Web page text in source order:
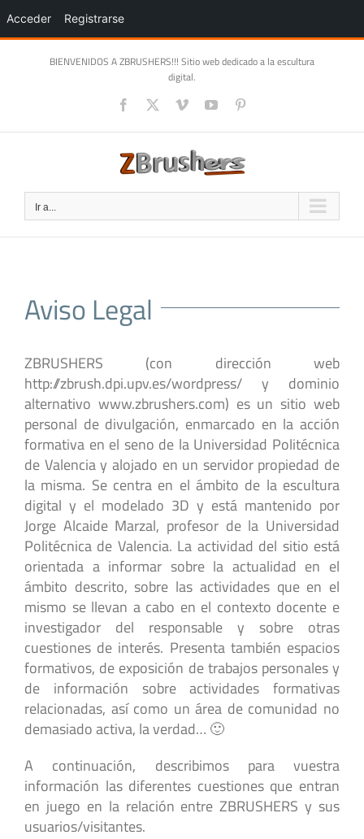
Acceder Registrarse
Saltar
BIENVENIDOS A ZBRUSHERS!!! Sitio web dedicado a la escultura
digital.
Facebook VimeoYouTube
Ir a...
Aviso Legal
ZBRUSHERS (con dirección web
http://zbrush.dpi.upv.es/wordpress/ y dominio
alternativo www.zbrushers.com) es un sitio web
personal de divulgación, enmarcado en la acción
formativa en el seno de la Universidad Politécnica
de Valencia y alojado en un servidor propiedad de
la misma. Se centra en el ámbito de la escultura
digital y el modelado 3D y está mantenido por
Jorge Alcaide Marzal, profesor de la Universidad
Politécnica de Valencia. La actividad del sitio está
orientada a informar sobre la actualidad en el
ámbito descrito, sobre las actividades que en el
mismo se llevan a cabo en el contexto docente e
investigador del responsable y sobre otras
cuestiones de interés. Presenta también espacios
formativos, de exposición de trabajos personales y
de información sobre actividades formativas
relacionadas, así como un área de comunidad no
demasiado activa, la verdad… 🙂
A continuación, describimos para vuestra
información las diferentes cuestiones que entran
en juego en la relación entre ZBRUSHERS y sus
usuarios/visitantes.